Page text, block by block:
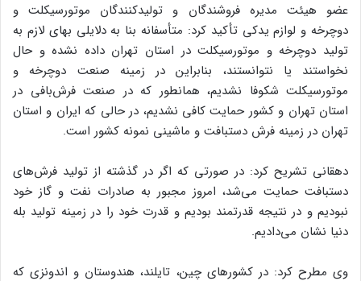
عضو هیئت مدیره فروشندگان و تولیدکنندگان موتورسیکلت و
دوچرخه و لوازم یدکی تأکید کرد: متأسفانه بنا به دلایلی بهای لازم به
تولید دوچرخه و موتورسیکلت در استان تهران داده نشده و حال
نخواستند یا نتوانستند، بنابراین در زمینه صنعت دوچرخه و
موتورسیکلت شکوفا نشدیم، همانطور که در صنعت فرش‌بافی در
استان تهران و کشور حمایت کافی نشدیم، در حالی که ایران و استان
تهران در زمینه فرش دستبافت و ماشینی نمونه کشور است.
دهقانی تشریح کرد: در صورتی که اگر در گذشته از تولید فرش‌های
دستبافت حمایت می‌شد، امروز مجبور به صادرات نفت و گاز خود
نبودیم و در نتیجه قدرتمند بودیم و قدرت خود را در زمینه تولید بله
دنیا نشان می‌دادیم.
وی مطرح کرد: در کشورهای چین، تایلند، هندوستان و اندونزی که